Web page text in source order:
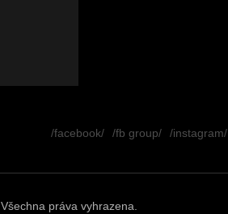
/facebook/ /fb group/ /instagram/
. Všechna práva vyhrazena.